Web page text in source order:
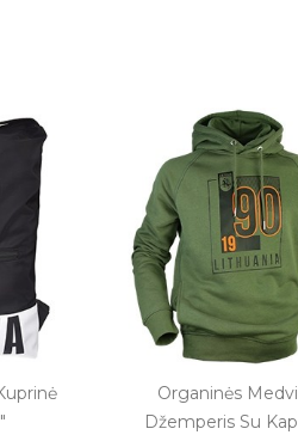
Organinės
Džemperis Su